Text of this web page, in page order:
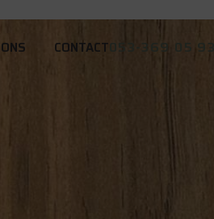
CONTACT 053-369 05 93